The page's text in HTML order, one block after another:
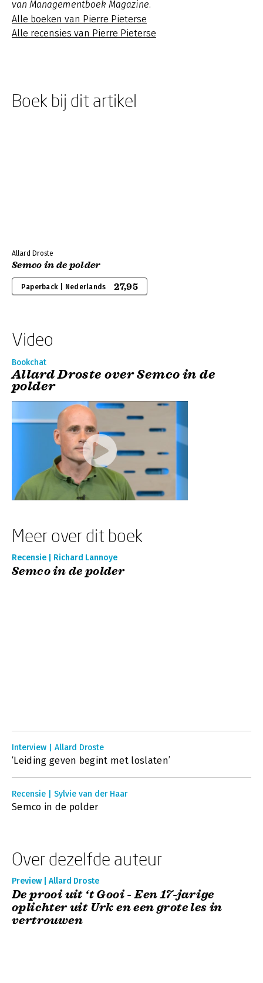
van Managementboek Magazine.
Alle boeken van Pierre Pieterse
Alle recensies van Pierre Pieterse
Boek bij dit artikel
Allard Droste
Semco in de polder
Paperback | Nederlands 27,95
Video
Bookchat
Allard Droste over Semco in de
polder
Meer over dit boek
Recensie | Richard Lannoye
Semco in de polder
Interview | Allard Droste
‘Leiding geven begint met loslaten’
Recensie | Sylvie van der Haar
Semco in de polder
Over dezelfde auteur
Preview | Allard Droste
De prooi uit ‘t Gooi - Een 17-jarige
oplichter uit Urk en een grote les in
vertrouwen